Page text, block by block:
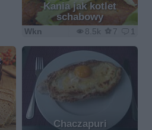
Kania jak kotlet
schabowy
8.5k 7 1
Wkn
Chaczapuri